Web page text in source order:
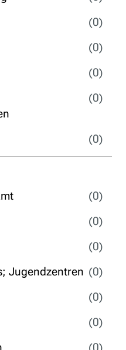
(0)
(0)
(0)
(0)
(0)
(0)
(0)
(0)
Jugendzentren (0)
(0)
(0)